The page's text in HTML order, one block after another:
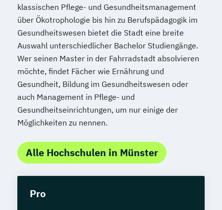
klassischen Pflege- und Gesundheitsmanagement
über Ökotrophologie bis hin zu Berufspädagogik im
Gesundheitswesen bietet die Stadt eine breite
Auswahl unterschiedlicher Bachelor Studiengänge.
Wer seinen Master in der Fahrradstadt absolvieren
möchte, findet Fächer wie Ernährung und
Gesundheit, Bildung im Gesundheitswesen oder
auch Management in Pflege- und
Gesundheitseinrichtungen, um nur einige der
Möglichkeiten zu nennen.
Alle Hochschulen in Münster
Pro